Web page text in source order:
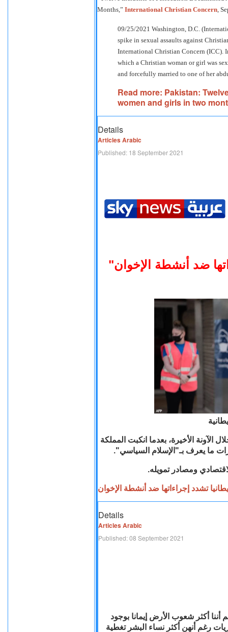
Months,” International Christian Concern,
09/25/2021 Washington, D.C.
spike in sexual assaults against
International Christian Concern (ICC).
which a Christian woman or girl was
and forcefully married to one of her
Read more: Pakistan:
women and girls in two
Details
Articles Arabic
Published: 18 September 2021
ضد أنشطة الإخوان
الآونة الأخيرة، بعدما انكبت المملكة
ما يعرف بـ"الإسلام السياسي".
ومصادر تمويله.
Details
Articles Arabic
Published: 08 September 2021
أننا أكثر شعوب الأرض إيمانا بوجود
عاريات رغم أنهن أكثر نساء البشر تغطية